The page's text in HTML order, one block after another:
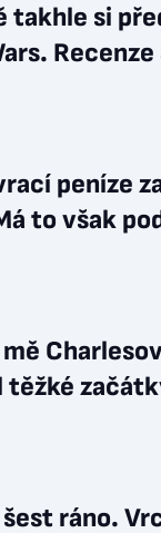
takhle si
peníze
to však
těžké
šest ráno.